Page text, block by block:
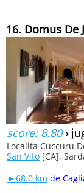
16. Domus De
score: 8.80›
Localita Cuccuru
San Vito [CA],
►68.0 km de